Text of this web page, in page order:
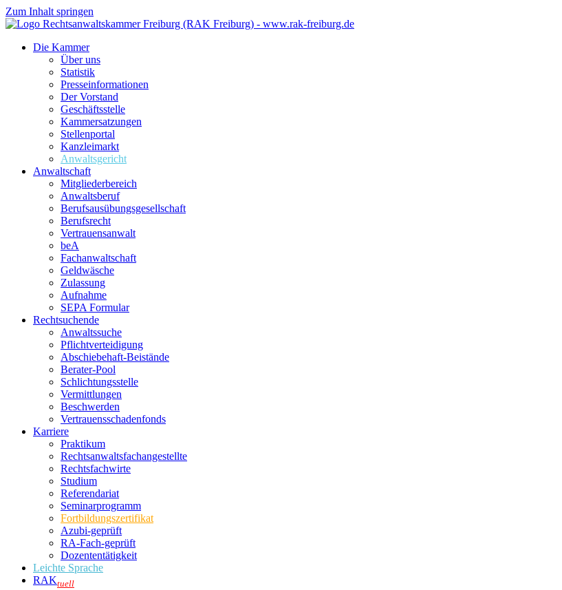
Zum Inhalt springen
Die Kammer
Über uns
Statistik
Presseinformationen
Der Vorstand
Geschäftsstelle
Kammersatzungen
Stellenportal
Kanzleimarkt
Anwaltsgericht
Anwaltschaft
Mitgliederbereich
Anwaltsberuf
Berufsausübungs­gesellschaft
Berufsrecht
Vertrauensanwalt
beA
Fachanwaltschaft
Geldwäsche
Zulassung
Aufnahme
SEPA Formular
Rechtsuchende
Anwaltssuche
Pflichtverteidigung
Abschiebehaft-Beistände
Berater-Pool
Schlichtungsstelle
Vermittlungen
Beschwerden
Vertrauensschadenfonds
Karriere
Praktikum
Rechtsanwalts­fachangestellte
Rechtsfachwirte
Studium
Referendariat
Seminarprogramm
Fortbildungszertifikat
Azubi-geprüft
RA-Fach-geprüft
Dozententätigkeit
Leichte Sprache
RAKtuell